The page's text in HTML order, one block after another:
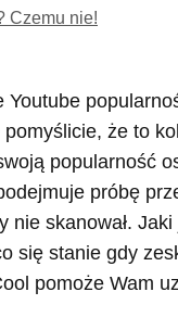
Czemu nie!
że to
popularność
próbę
nie skanował.
się stanie gdy
pomoże Wam